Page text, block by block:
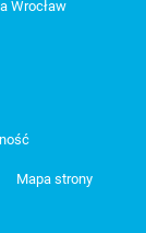
Wrocław
Mapa strony